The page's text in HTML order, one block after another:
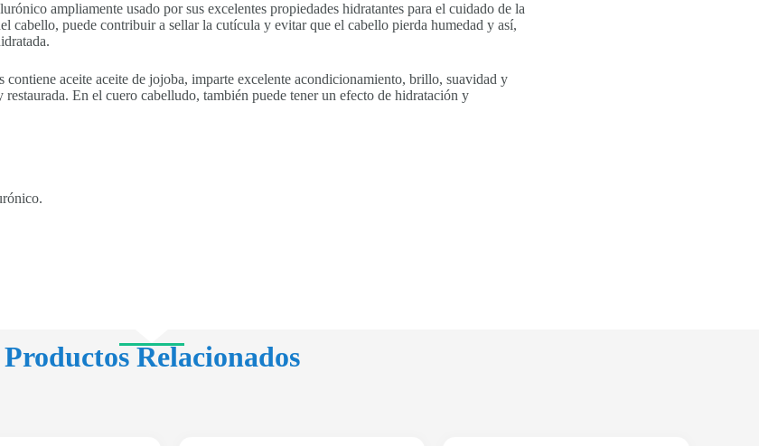
ampliamente usado por sus excelentes propiedades hidratantes para el cuidado de la
cabello, puede contribuir a sellar la cutícula y evitar que el cabello pierda humedad y así,
aceite aceite de jojoba, imparte excelente acondicionamiento, brillo, suavidad y
En el cuero cabelludo, también puede tener un efecto de hidratación y
Productos Relacionados